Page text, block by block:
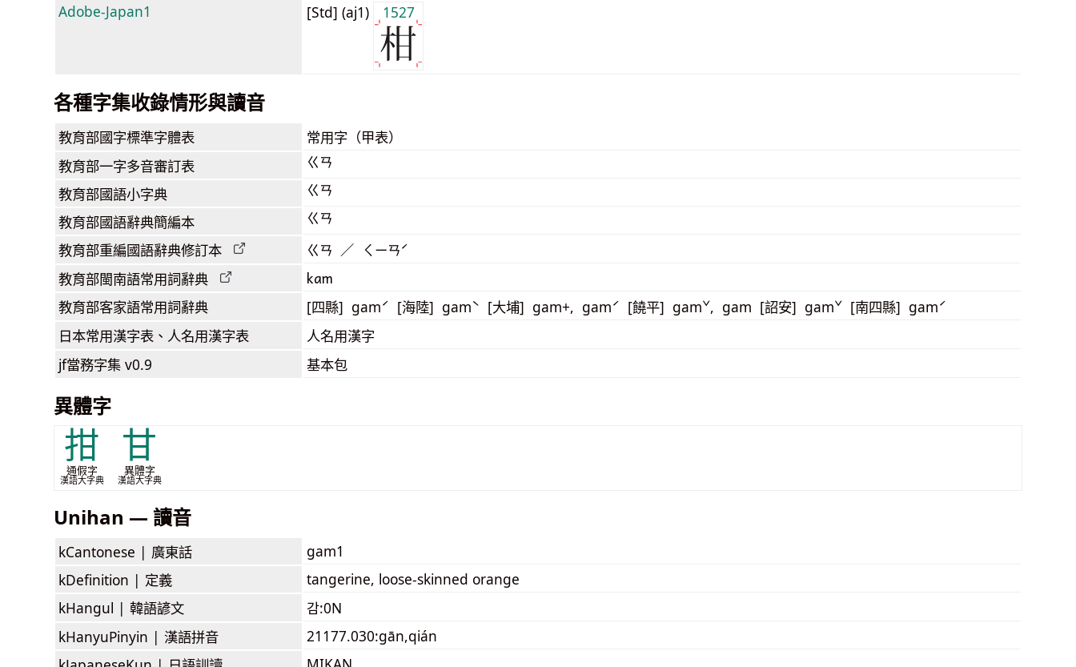
Adobe-Japan1 [Std] (aj1) 1527
各種字集收錄情形與讀音
教育部國字標準字體表 常用字（甲表）
教育部一字多音審訂表 ㄍㄢ
教育部國語小字典 ㄍㄢ
教育部國語辭典簡編本 ㄍㄢ
教育部重編國語辭典修訂本 ㄍㄢ ／ ㄑㄧㄢˊ
教育部閩南語常用詞辭典 kam
教育部客家語常用詞辭典 [四縣] gamˊ [海陸] gamˋ [大埔] gam+, gamˊ [饒平] gamˇ, gam [詔安] gamˇ [南四縣] gamˊ
日本常用漢字表 、人名用漢字表 人名用漢字
jf當務字集 v0.9 基本包
異體字
拑
通假字
漢語大字典
甘
異體字
漢語大字典
Unihan — 讀音
kCantonese | 廣東話
gam1
kDefinition | 定義
tangerine, loose-skinned orange
kHangul | 韓語諺文
감:0N
kHanyuPinyin | 漢語拼音
21177.030:gān,qián